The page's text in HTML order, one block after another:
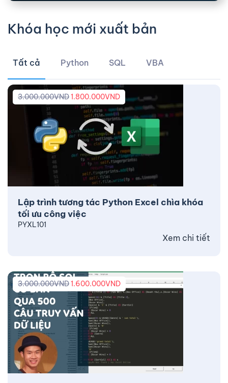
Khóa học mới xuất bản
Tất cả Python SQL VBA
Lập trình tương tác Python Excel chìa khóa
tối ưu công việc
3.000.000VND1.800.000VND
PYXL101
Xem chi tiết
3.000.000VND1.600.000VND